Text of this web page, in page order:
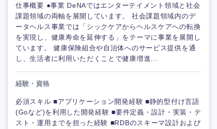
仕事概要 ●事業 DeNAではエンターテイメント領域と社会
課題領域の両軸を展開しています。 社会課題領域内のデ
ータヘルス事業では「シックケアからヘルスケアへの転換
を実現し、健康寿命を延伸する」をテーマに事業を展開し
ています。 健康保険組合や自治体へのサービス提供を通
し、生活者に利用いただくことで健康増進...
経験・資格
必須スキル ■アプリケーション開発経験 ■静的型付け言語
(Goなど)を利用した開発経験 ■要件定義・設計・実装・テ
スト・運用までを担った経験 ■RDBのスキーマ設計および